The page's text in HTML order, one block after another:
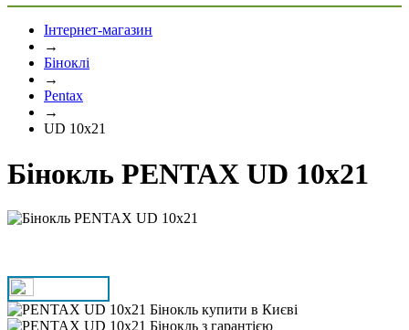
Інтернет-магазин
→
Біноклі
→
Pentax
→
UD 10x21
Бінокль PENTAX UD 10x21